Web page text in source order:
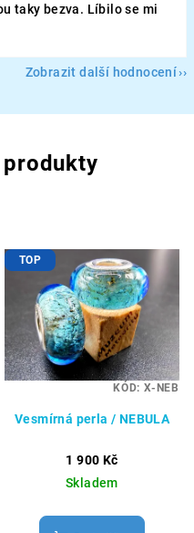
taky bezva. Líbilo se mi
Zobrazit další hodnocení
TOP
Vesmírná perla / NEBULA
1 900 Kč
Skladem
KÓD: X-NEB